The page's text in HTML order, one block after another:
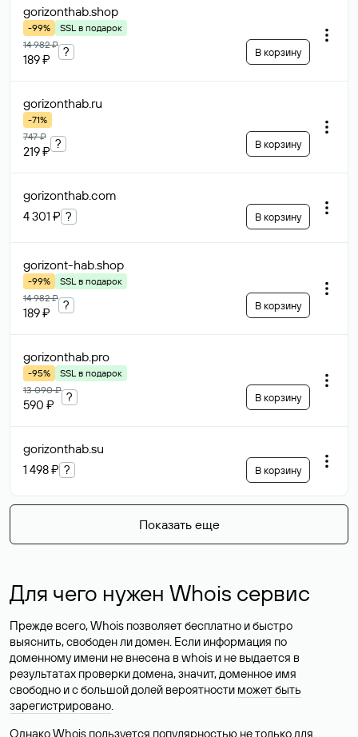
gorizonthab.shop
-99%
SSL в подарок
14 982 ₽
189 ₽
? В корзину
gorizonthab.ru
-71%
747 ₽
219 ₽
? В корзину
gorizonthab.com
4 301 ₽ ? В корзину
gorizont-hab.shop
-99%
SSL в подарок
14 982 ₽
189 ₽
? В корзину
gorizonthab.pro
-95%
SSL в подарок
13 090 ₽
590 ₽
? В корзину
gorizonthab.su
1 498 ₽ ? В корзину
Показать еще
Для чего нужен Whois сервис
Прежде всего, Whois позволяет бесплатно и быстро
выяснить, свободен ли домен. Если информация по
доменному имени не внесена в whois и не выдается в
результатах проверки домена, значит, доменное имя
свободно и с большой долей вероятности может быть
зарегистрировано.
Однако Whois пользуется популярностью не только для